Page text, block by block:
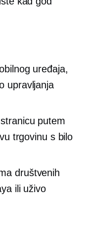
uređaja,
upravljanja
putem
trgovinu s bilo
društvenih
ili uživo